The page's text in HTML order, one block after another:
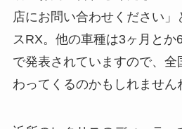
店にお問い合わせください
スRX。他の車種は3ヶ月とか
で発表されていますので、
わってくるのかもしれません